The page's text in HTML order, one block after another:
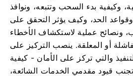
وكيفية بدء السحب وتتبعه، ونوافذ
وقواعد الحد، وكيف يؤثر التحقق على
ونصائح عملية لاستكشاف الأخطاء
أو المعلقة. ينصب التركيز على
والتي تركز على الأمان - كيفية
قيود مقدمي الخدمات الشائعة،